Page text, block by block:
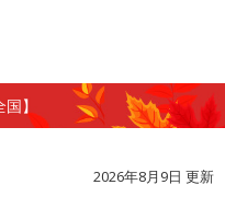
】
2026年8月9日 更新